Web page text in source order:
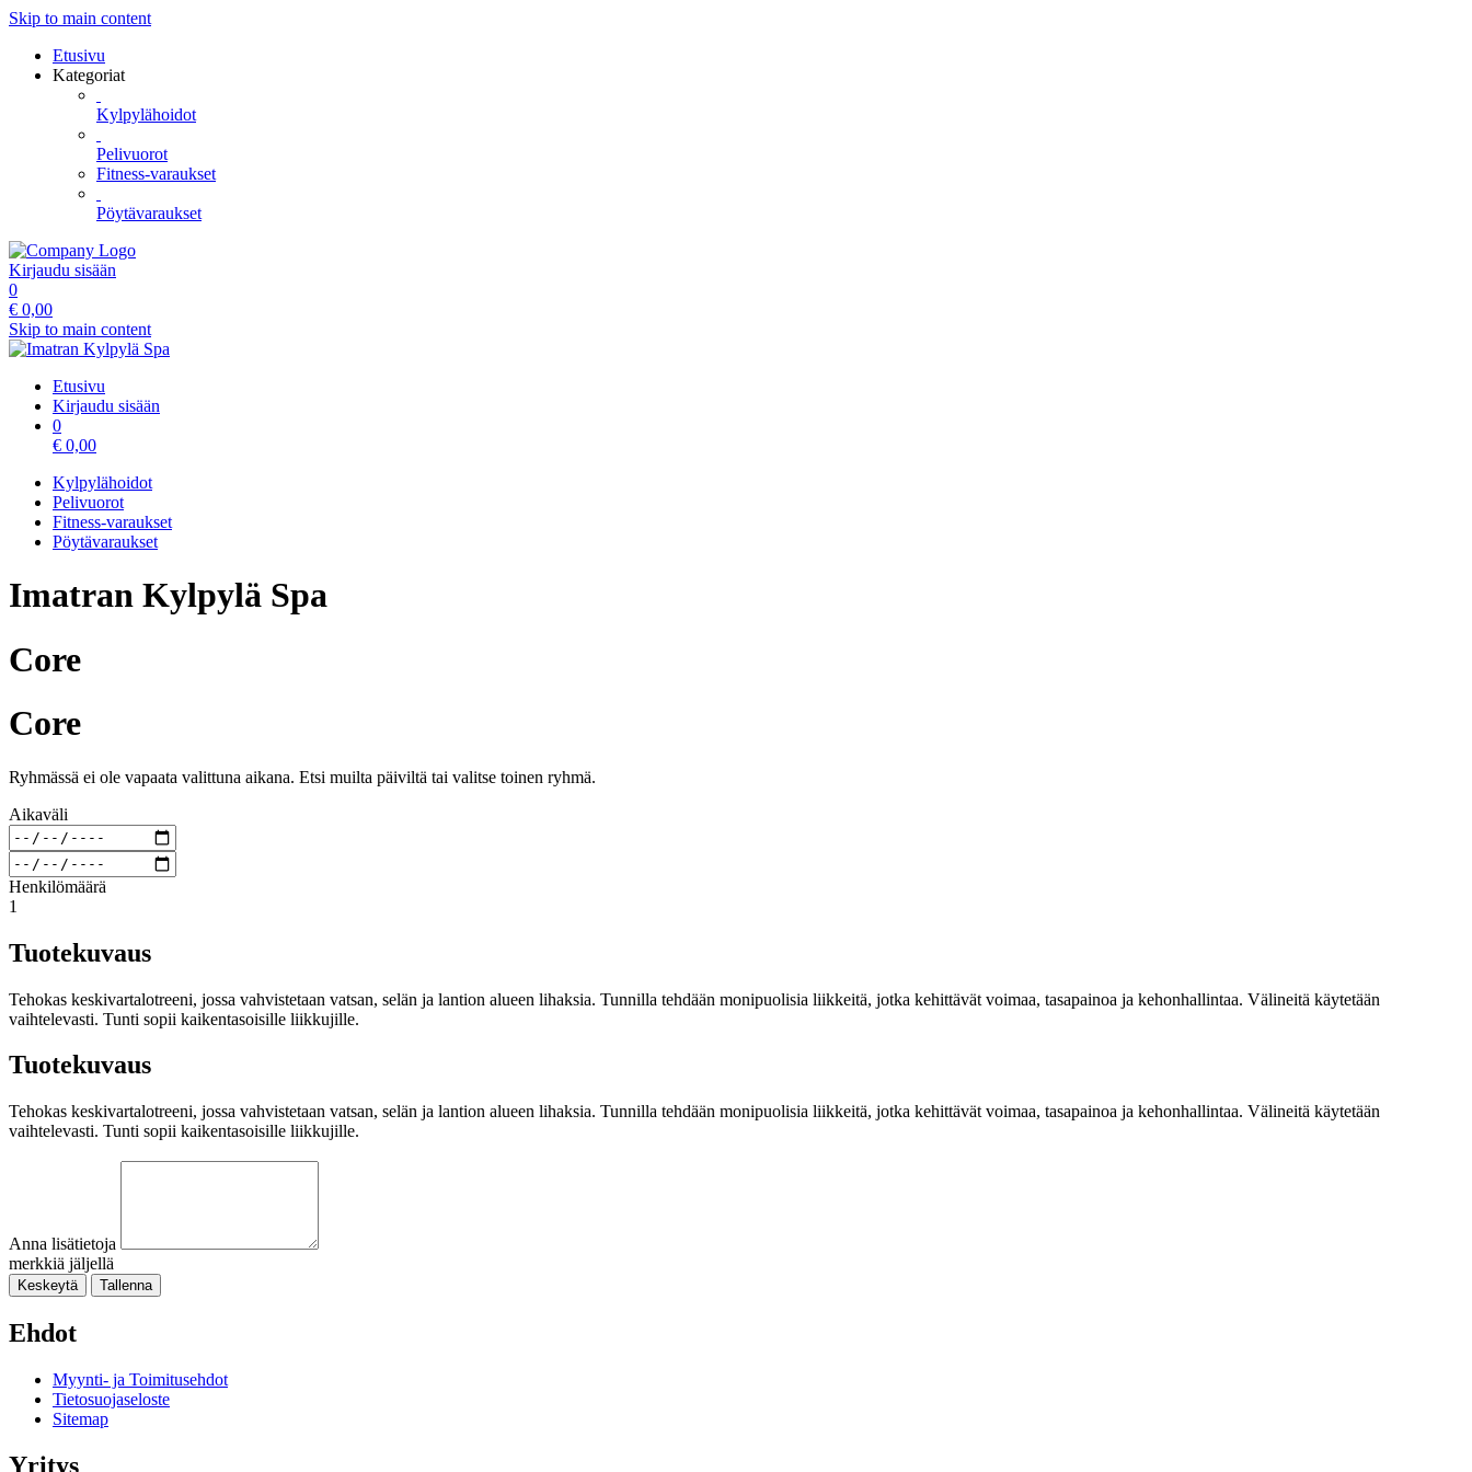
Skip to main content
Etusivu
Kategoriat
Kylpylähoidot
Pelivuorot
Fitness-varaukset
Pöytävaraukset
Kirjaudu sisään
0
€ 0,00
Skip to main content
Etusivu
Kirjaudu sisään
0
€ 0,00
Kylpylähoidot
Pelivuorot
Fitness-varaukset
Pöytävaraukset
Imatran Kylpylä Spa
Core
Core
Ryhmässä ei ole vapaata valittuna aikana. Etsi muilta päiviltä tai valitse toinen ryhmä.
Aikaväli
Henkilömäärä
1
Tuotekuvaus
Tehokas keskivartalotreeni, jossa vahvistetaan vatsan, selän ja lantion alueen lihaksia. Tunnilla tehdään monipuolisia liikkeitä, jotka kehittävät voimaa, tasapainoa ja kehonhallintaa. Välineitä käytetään
vaihtelevasti. Tunti sopii kaikentasoisille liikkujille.
Tuotekuvaus
Tehokas keskivartalotreeni, jossa vahvistetaan vatsan, selän ja lantion alueen lihaksia. Tunnilla tehdään monipuolisia liikkeitä, jotka kehittävät voimaa, tasapainoa ja kehonhallintaa. Välineitä käytetään
vaihtelevasti. Tunti sopii kaikentasoisille liikkujille.
Anna lisätietoja
merkkiä jäljellä
Keskeytä Tallenna
Ehdot
Myynti- ja Toimitusehdot
Tietosuojaseloste
Sitemap
Yritys